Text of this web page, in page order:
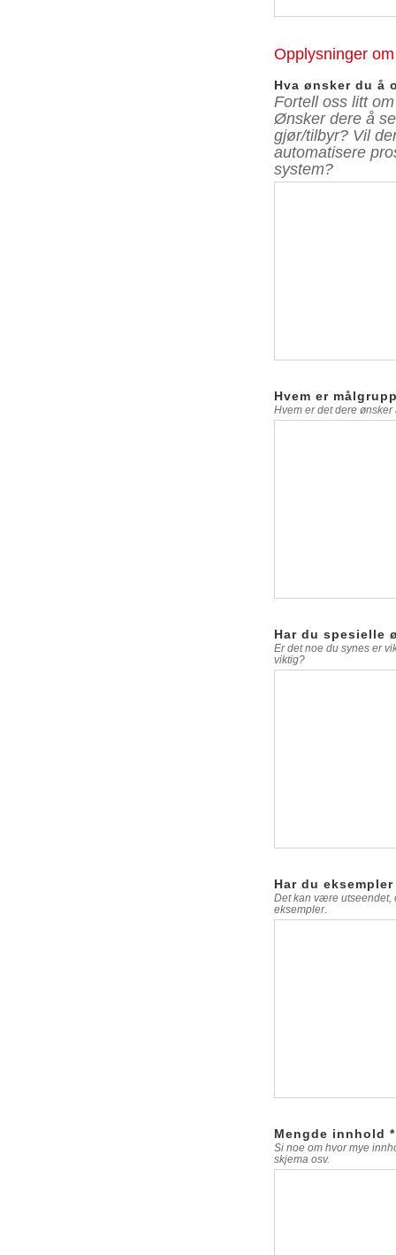
Opplysninger
Hva ønsker du å
Fortell oss litt
Ønsker dere å
gjør/tilbyr? Vil
automatisere
system?
Hvem er
Hvem er det dere
Har du spesielle
Er det noe du synes er
viktig?
Har du
Det kan være utseendet,
eksempler.
Mengde innhold *
Si noe om hvor mye
skjema osv.